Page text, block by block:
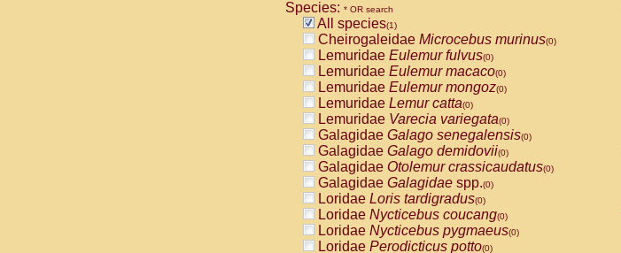
Species: * OR search
All species(1)
Cheirogaleidae Microcebus murinus(0)
Lemuridae Eulemur fulvus(0)
Lemuridae Eulemur macaco(0)
Lemuridae Eulemur mongoz(0)
Lemuridae Lemur catta(0)
Lemuridae Varecia variegata(0)
Galagidae Galago senegalensis(0)
Galagidae Galago demidovii(0)
Galagidae Otolemur crassicaudatus(0)
Galagidae Galagidae spp.(0)
Loridae Loris tardigradus(0)
Loridae Nycticebus coucang(0)
Loridae Nycticebus pygmaeus(0)
Loridae Perodicticus potto(0)